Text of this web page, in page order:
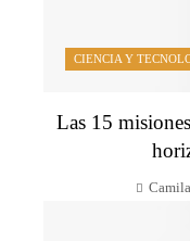
CIENCIA Y
Las 15